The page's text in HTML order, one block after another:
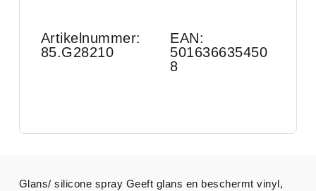
Artikelnummer:
85.G28210
EAN:
501636635450
8
Glans/ silicone spray Geeft glans en beschermt vinyl,